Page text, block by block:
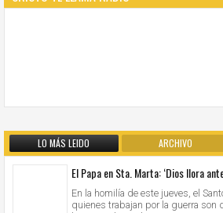
LO MÁS LEIDO ARCHIVO
El Papa en Sta. Marta: ‘Dios llora
En la homilía de este jueves, el
quienes trabajan por la guerra son